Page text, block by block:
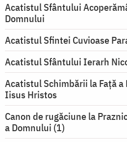
Acatistul Sfântului
Domnului
Acatistul Sfintei Cuvioase
Acatistul Sfântului Ierarh
Acatistul Schimbării la Faţă
Iisus Hristos
Canon de rugăciune la
a Domnului (1)